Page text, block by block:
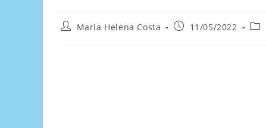
Maria Helena Costa 11/05/2022